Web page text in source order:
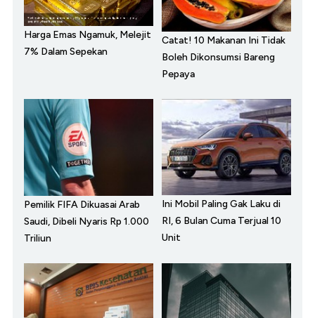
Harga Emas Ngamuk, Melejit
7% Dalam Sepekan
Catat! 10 Makanan Ini Tidak
Boleh Dikonsumsi Bareng
Pepaya
Pemilik FIFA Dikuasai Arab
Saudi, Dibeli Nyaris Rp 1.000
Triliun
Ini Mobil Paling Gak Laku di
RI, 6 Bulan Cuma Terjual 10
Unit